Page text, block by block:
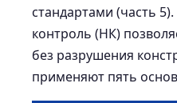
стандартами (часть
контроль (НК)
без разрушения
применяют пять